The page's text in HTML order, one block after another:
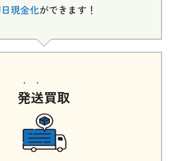
現金化ができます！
発送買取